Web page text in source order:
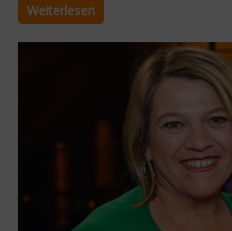
Weiterlesen